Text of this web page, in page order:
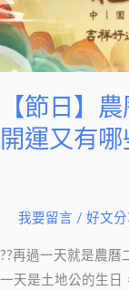
【節日】
開運又有哪
我要留言 / 好文分
??再過一天就是農曆
一天是土地公的生日
曆
二
月
「龍
抬
運
又